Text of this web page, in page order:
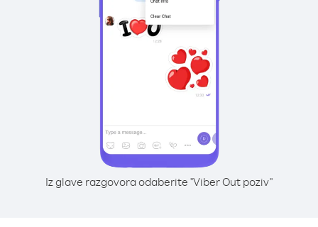
Iz glave razgovora odaberite "Viber Out poziv"